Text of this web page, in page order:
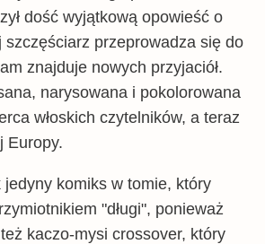
dość wyjątkową opowieść o
szczęściarz przeprowadza się do
znajduje nowych przyjaciół.
narysowana i pokolorowana
włoskich czytelników, a teraz
Europy.
jedyny komiks w tomie, który
"długi", ponieważ
kaczo-mysi crossover, który